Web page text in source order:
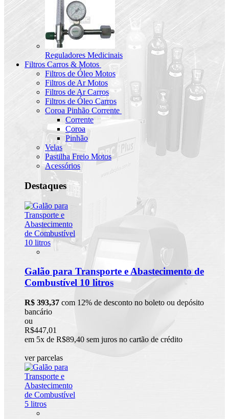
Reguladores Medicinais
Filtros Carros & Motos
Filtros de Óleo Motos
Filtros de Ar Motos
Filtros de Ar Carros
Filtros de Óleo Carros
Coroa Pinhão Corrente
Corrente
Coroa
Pinhão
Velas
Pastilha Freio Motos
Acessórios
Destaques
Galão para Transporte e Abastecimento de
Combustível 10 litros
R$ 393,37 com 12% de desconto no boleto ou depósito
bancário
ou
R$447,01
em 5x de R$89,40 sem juros no cartão de crédito
ver parcelas